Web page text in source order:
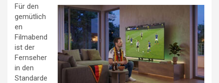
Für den
gemütlich
en
Filmabend
ist der
Fernseher
in den
Standarde